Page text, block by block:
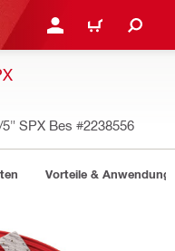
ANMELDEN ODER
WARENKORB
SPX Bes #2238556
Vorteile &